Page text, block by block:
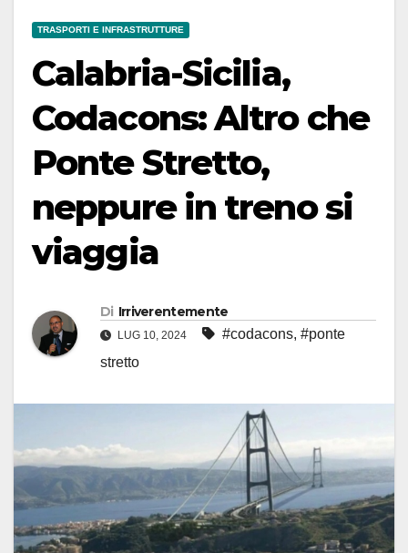
TRASPORTI E INFRASTRUTTURE
Calabria-Sicilia,
Codacons: Altro che
Ponte Stretto,
neppure in treno si
viaggia
Di Irriverentemente
LUG 10, 2024 #codacons, #ponte
stretto